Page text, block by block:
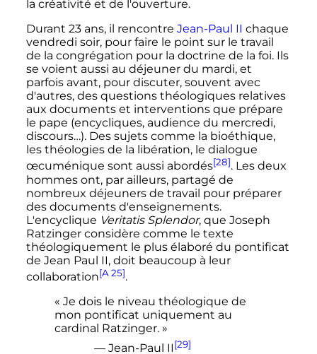
la créativité et de l'ouverture.
Durant 23 ans, il rencontre Jean-Paul II chaque
vendredi soir, pour faire le point sur le travail
de la congrégation pour la doctrine de la foi. Ils
se voient aussi au déjeuner du mardi, et
parfois avant, pour discuter, souvent avec
d'autres, des questions théologiques relatives
aux documents et interventions que prépare
le pape (encycliques, audience du mercredi,
discours…). Des sujets comme la bioéthique,
les théologies de la libération, le dialogue
œcuménique sont aussi abordés[28]. Les deux
hommes ont, par ailleurs, partagé de
nombreux déjeuners de travail pour préparer
des documents d'enseignements.
L'encyclique Veritatis Splendor, que Joseph
Ratzinger considère comme le texte
théologiquement le plus élaboré du pontificat
de Jean Paul II, doit beaucoup à leur
collaboration[A 25].
« Je dois le niveau théologique de
mon pontificat uniquement au
cardinal Ratzinger. »
— Jean-Paul II[29]